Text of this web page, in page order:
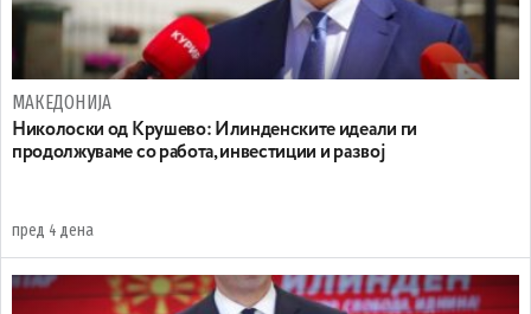
МАКЕДОНИЈА
Николоски од Крушево: Илинденските идеали ги
продолжуваме со работа, инвестиции и развој
пред 4 дена